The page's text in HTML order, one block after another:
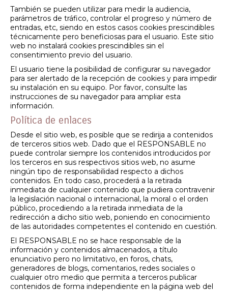
También se pueden utilizar para medir la audiencia,
parámetros de tráfico, controlar el progreso y número de
entradas, etc, siendo en estos casos cookies prescindibles
técnicamente pero beneficiosas para el usuario. Este sitio
web no instalará cookies prescindibles sin el
consentimiento previo del usuario.
El usuario tiene la posibilidad de configurar su navegador
para ser alertado de la recepción de cookies y para impedir
su instalación en su equipo. Por favor, consulte las
instrucciones de su navegador para ampliar esta
información.
Política de enlaces
Desde el sitio web, es posible que se redirija a contenidos
de terceros sitios web. Dado que el RESPONSABLE no
puede controlar siempre los contenidos introducidos por
los terceros en sus respectivos sitios web, no asume
ningún tipo de responsabilidad respecto a dichos
contenidos. En todo caso, procederá a la retirada
inmediata de cualquier contenido que pudiera contravenir
la legislación nacional o internacional, la moral o el orden
público, procediendo a la retirada inmediata de la
redirección a dicho sitio web, poniendo en conocimiento
de las autoridades competentes el contenido en cuestión.
El RESPONSABLE no se hace responsable de la
información y contenidos almacenados, a título
enunciativo pero no limitativo, en foros, chats,
generadores de blogs, comentarios, redes sociales o
cualquier otro medio que permita a terceros publicar
contenidos de forma independiente en la página web del